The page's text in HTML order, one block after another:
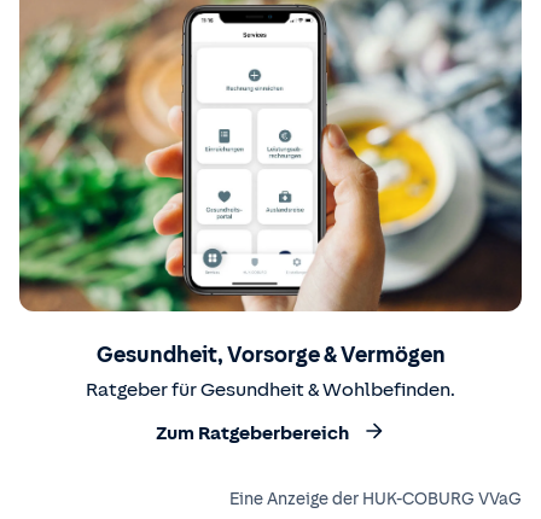
Gesundheit, Vorsorge & Vermögen
Ratgeber für Gesundheit & Wohlbefinden.
Zum Ratgeberbereich
Eine Anzeige der HUK-COBURG VVaG